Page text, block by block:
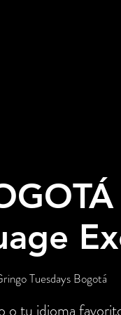
Tuesdays Bogotá
o tu idioma